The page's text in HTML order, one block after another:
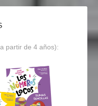
partir de 4 años):